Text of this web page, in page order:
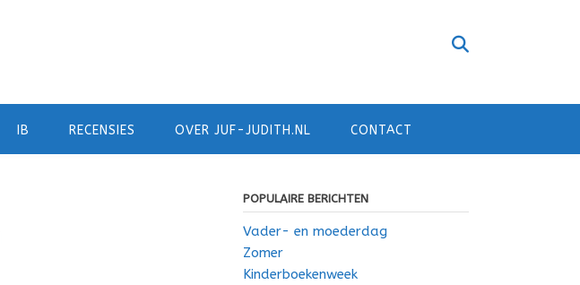
IB RECENSIES OVER JUF-JUDITH.NL CONTACT
POPULAIRE BERICHTEN
Vader- en moederdag
Zomer
Kinderboekenweek